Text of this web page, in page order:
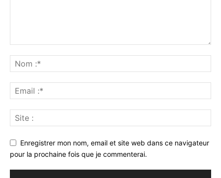
Enregistrer mon nom, email et site web dans ce navigateur
pour la prochaine fois que je commenterai.